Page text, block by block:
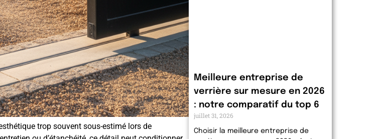
trop souvent sous-estimé lors de
Meilleure entreprise de
verrière sur mesure en 2026
: notre comparatif du top 6
juillet 31, 2026
Choisir la meilleure entreprise de